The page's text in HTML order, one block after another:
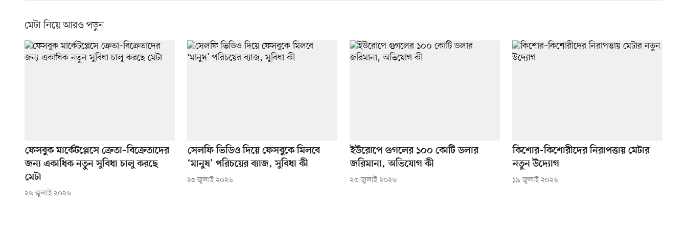
মেটা নিয়ে আরও পড়ুন
ফেসবুক মার্কেটপ্লেসে ক্রেতা–বিক্রেতাদের
জন্য একাধিক নতুন সুবিধা চালু করছে
মেটা
২৬ জুলাই ২০২৬
সেলফি ভিডিও দিয়ে ফেসবুকে মিলবে
‘মানুষ’ পরিচয়ের ব্যাজ, সুবিধা কী
২৫ জুলাই ২০২৬
ইউরোপে গুগলের ১০০ কোটি ডলার
জরিমানা, অভিযোগ কী
২৩ জুলাই ২০২৬
কিশোর–কিশোরীদের নিরাপত্তায় মেটার
নতুন উদ্যোগ
১৯ জুলাই ২০২৬